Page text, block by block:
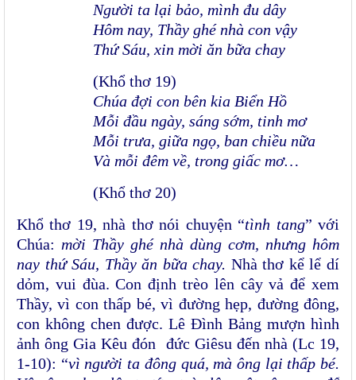
Người ta lại bảo, mình đu dây
Hôm nay, Thầy ghé nhà con vậy
Thứ Sáu, xin mời ăn bữa chay
(Khổ thơ 19)
Chúa đợi con bên kia Biển Hồ
Mỗi đầu ngày, sáng sớm, tinh mơ
Mỗi trưa, giữa ngọ, ban chiều nữa
Và mỗi đêm về, trong giấc mơ…
(Khổ thơ 20)
Khổ thơ 19, nhà thơ nói chuyện “tình tang” với
Chúa: mời Thầy ghé nhà dùng cơm, nhưng hôm
nay thứ Sáu, Thầy ăn bữa chay. Nhà thơ kể lể dí
dỏm, vui đùa. Con định trèo lên cây vả để xem
Thầy, vì con thấp bé, vì đường hẹp, đường đông,
con không chen được. Lê Đình Bảng mượn hình
ảnh ông Gia Kêu đón đức Giêsu đến nhà (Lc 19,
1-10): “vì người ta đông quá, mà ông lại thấp bé.